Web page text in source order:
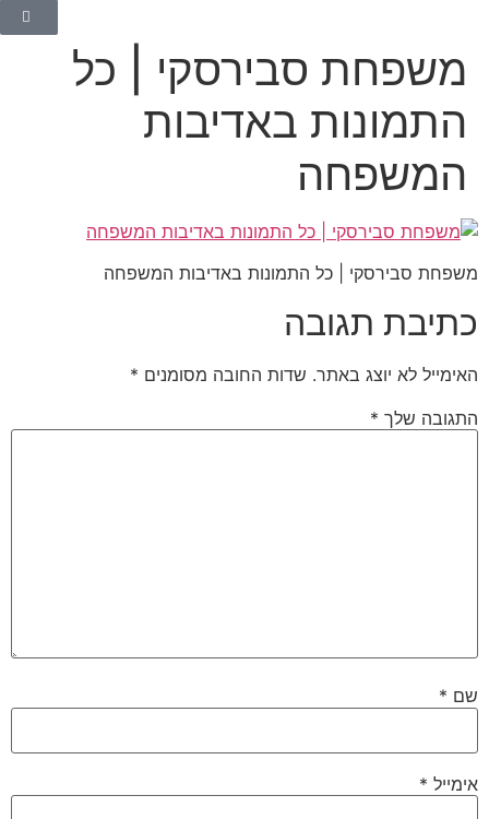
משפחת סבירסקי | כל
התמונות באדיבות
המשפחה
משפחת סבירסקי | כל התמונות באדיבות המשפחה
כתיבת תגובה
האימייל לא יוצג באתר. שדות החובה מסומנים*
התגובה שלך*
שם*
אימייל*